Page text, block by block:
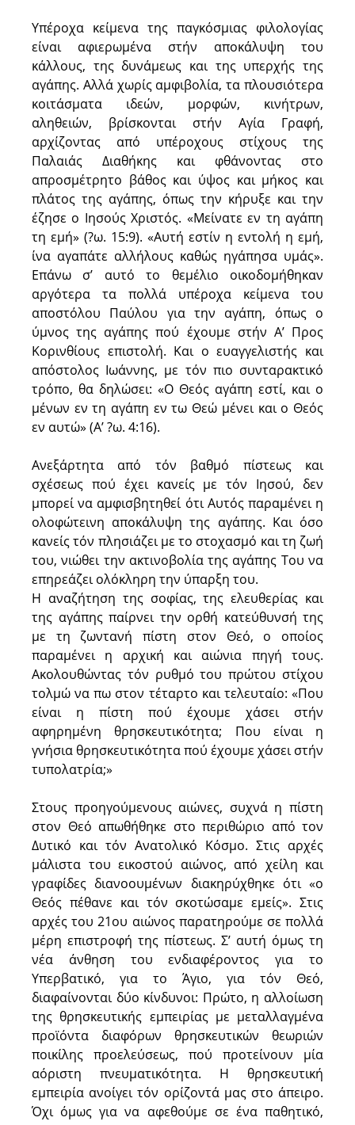
Υπέροχα κείμενα της παγκόσμιας φιλολογίας
είναι αφιερωμένα στήν αποκάλυψη του
κάλλους, της δυνάμεως και της υπερχής της
αγάπης. Αλλά χωρίς αμφιβολία, τα πλουσιότερα
κοιτάσματα ιδεών, μορφών, κινήτρων,
αληθειών, βρίσκονται στήν Αγία Γραφή,
αρχίζοντας από υπέροχους στίχους της
Παλαιάς Διαθήκης και φθάνοντας στο
απροσμέτρητο βάθος και ύψος και μήκος και
πλάτος της αγάπης, όπως την κήρυξε και την
έζησε ο Ιησούς Χριστός. «Μείνατε εν τη αγάπη
τη εμή» (?ω. 15:9). «Αυτή εστίν η εντολή η εμή,
ίνα αγαπάτε αλλήλους καθώς ηγάπησα υμάς».
Επάνω σ’ αυτό το θεμέλιο οικοδομήθηκαν
αργότερα τα πολλά υπέροχα κείμενα του
αποστόλου Παύλου για την αγάπη, όπως ο
ύμνος της αγάπης πού έχουμε στήν Α’ Προς
Κορινθίους επιστολή. Και ο ευαγγελιστής και
απόστολος Ιωάννης, με τόν πιο συνταρακτικό
τρόπο, θα δηλώσει: «Ο Θεός αγάπη εστί, και ο
μένων εν τη αγάπη εν τω Θεώ μένει και ο Θεός
εν αυτώ» (Α’ ?ω. 4:16).
Ανεξάρτητα από τόν βαθμό πίστεως και
σχέσεως πού έχει κανείς με τόν Ιησού, δεν
μπορεί να αμφισβητηθεί ότι Αυτός παραμένει η
ολοφώτεινη αποκάλυψη της αγάπης. Και όσο
κανείς τόν πλησιάζει με το στοχασμό και τη ζωή
του, νιώθει την ακτινοβολία της αγάπης Του να
επηρεάζει ολόκληρη την ύπαρξη του.
Η αναζήτηση της σοφίας, της ελευθερίας και
της αγάπης παίρνει την ορθή κατεύθυνσή της
με τη ζωντανή πίστη στον Θεό, ο οποίος
παραμένει η αρχική και αιώνια πηγή τους.
Ακολουθώντας τόν ρυθμό του πρώτου στίχου
τολμώ να πω στον τέταρτο και τελευταίο: «Που
είναι η πίστη πού έχουμε χάσει στήν
αφηρημένη θρησκευτικότητα; Που είναι η
γνήσια θρησκευτικότητα πού έχουμε χάσει στήν
τυπολατρία;»
Στους προηγούμενους αιώνες, συχνά η πίστη
στον Θεό απωθήθηκε στο περιθώριο από τον
Δυτικό και τόν Ανατολικό Κόσμο. Στις αρχές
μάλιστα του εικοστού αιώνος, από χείλη και
γραφίδες διανοουμένων διακηρύχθηκε ότι «ο
Θεός πέθανε και τόν σκοτώσαμε εμείς». Στις
αρχές του 21ου αιώνος παρατηρούμε σε πολλά
μέρη επιστροφή της πίστεως. Σ’ αυτή όμως τη
νέα άνθηση του ενδιαφέροντος για το
Υπερβατικό, για το Άγιο, για τόν Θεό,
διαφαίνονται δύο κίνδυνοι: Πρώτο, η αλλοίωση
της θρησκευτικής εμπειρίας με μεταλλαγμένα
προϊόντα διαφόρων θρησκευτικών θεωριών
ποικίλης προελεύσεως, πού προτείνουν μία
αόριστη πνευματικότητα. Η θρησκευτική
εμπειρία ανοίγει τόν ορίζοντά μας στο άπειρο.
Όχι όμως για να αφεθούμε σε ένα παθητικό,